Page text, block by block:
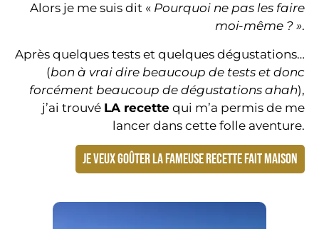
Alors je me suis dit « Pourquoi ne pas les faire
moi-même ? ».
Après quelques tests et quelques dégustations…
(bon à vrai dire beaucoup de tests et donc
forcément beaucoup de dégustations ahah),
j’ai trouvé LA recette qui m’a permis de me
lancer dans cette folle aventure.
JE VEUX GOÛTER LA FAMEUSE RECETTE FAIT MAISON